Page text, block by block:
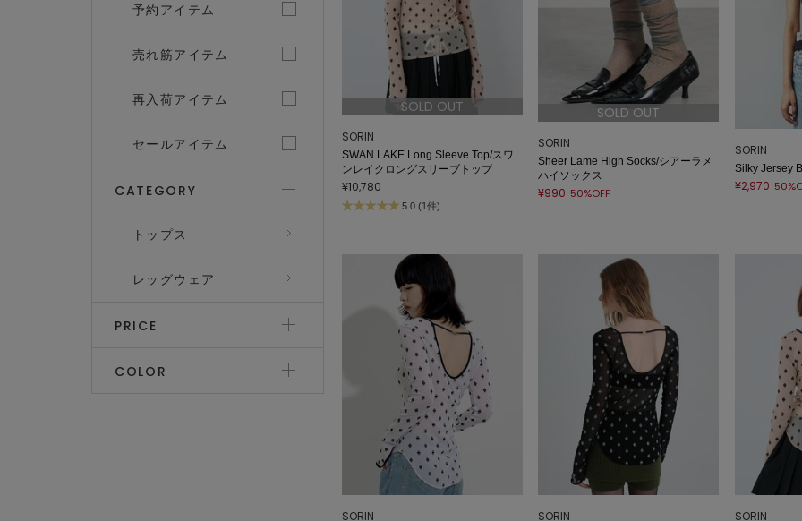
予約アイテム
売れ筋アイテム
再入荷アイテム
セールアイテム
CATEGORY
トップス
レッグウェア
PRICE
COLOR
SOLD OUT
SORIN
SWAN LAKE Long Sleeve Top/スワ
ンレイクロングスリーブトップ
¥10,780
5.0 (1件)
SOLD OUT
SORIN
Sheer Lame High Socks/シアーラメ
ハイソックス
¥990 50%OFF
SORIN
Silky Jersey
¥2,970
SORIN SORIN SORIN